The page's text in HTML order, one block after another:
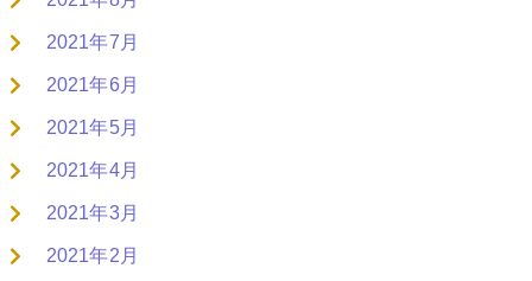
2021年7月
2021年6月
2021年5月
2021年4月
2021年3月
2021年2月